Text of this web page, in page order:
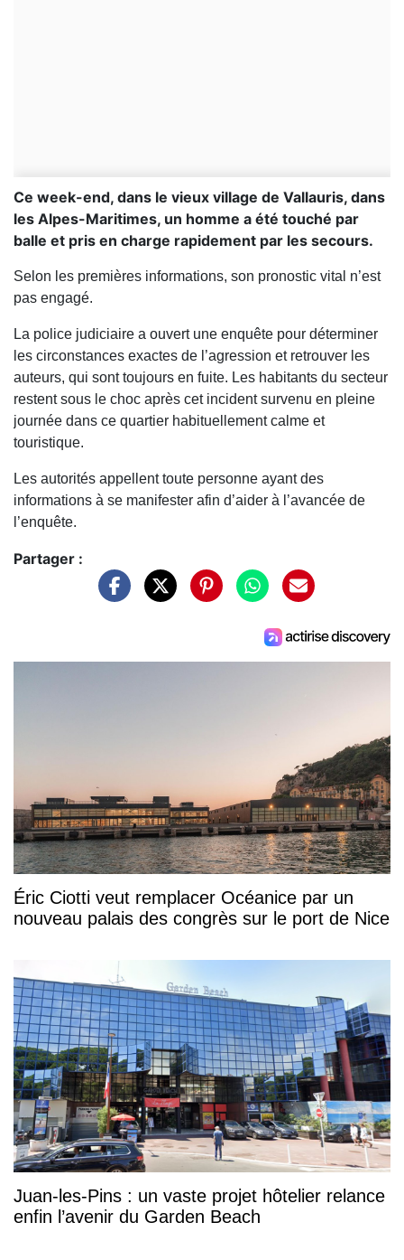
Ce week-end, dans le vieux village de Vallauris, dans
les Alpes-Maritimes, un homme a été touché par
balle et pris en charge rapidement par les secours.
Selon les premières informations, son pronostic vital n’est
pas engagé.
La police judiciaire a ouvert une enquête pour déterminer
les circonstances exactes de l’agression et retrouver les
auteurs, qui sont toujours en fuite. Les habitants du secteur
restent sous le choc après cet incident survenu en pleine
journée dans ce quartier habituellement calme et
touristique.
Les autorités appellent toute personne ayant des
informations à se manifester afin d’aider à l’avancée de
l’enquête.
Partager :
Éric Ciotti veut remplacer Océanice par un
nouveau palais des congrès sur le port de Nice
Juan-les-Pins : un vaste projet hôtelier relance
enfin l’avenir du Garden Beach